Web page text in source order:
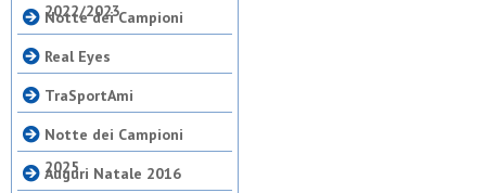
2022/2023
Notte dei Campioni
Real Eyes
TraSportAmi
Notte dei Campioni
2025
Auguri Natale 2016